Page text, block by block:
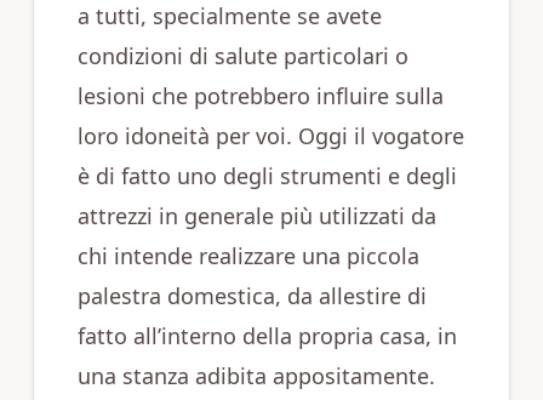
a tutti, specialmente se avete
condizioni di salute particolari o
lesioni che potrebbero influire sulla
loro idoneità per voi. Oggi il vogatore
è di fatto uno degli strumenti e degli
attrezzi in generale più utilizzati da
chi intende realizzare una piccola
palestra domestica, da allestire di
fatto all’interno della propria casa, in
una stanza adibita appositamente.